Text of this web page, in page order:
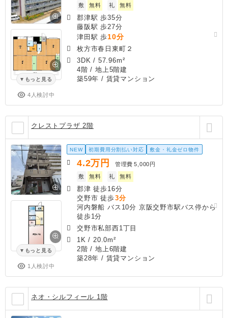
もっと見る
4人検討中
敷
無料 礼 無料
郡津駅 歩35分
藤阪駅 歩27分
津田駅 歩10分
枚方市春日東町２
3DK / 57.96m²
4階 / 地上5階建
築59年 / 賃貸マンション
クレストプラザ 2階
もっと見る
1人検討中
NEW 初期費用分割払い対応 敷金・礼金ゼロ物件
4.2万円 管理費 5,000円
敷
無料 礼 無料
郡津 徒歩16分
交野市 徒歩3分
河内磐船 バス10分 京阪交野市駅バス停から
徒歩1分
交野市私部西1丁目
1K / 20.0m²
2階 / 地上6階建
築28年 / 賃貸マンション
ネオ・シルフィール 1階